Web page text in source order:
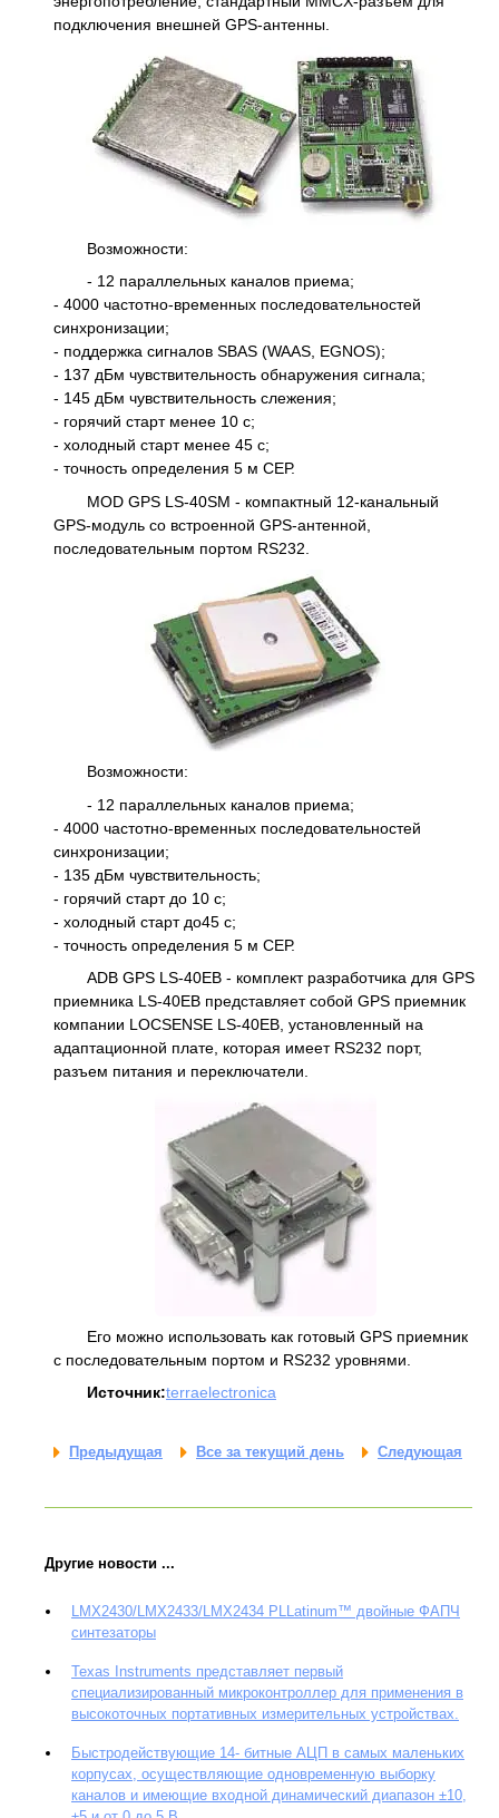
подключения внешней GPS-антенны.
Возможности:
- 12 параллельных каналов приема;
- 4000 частотно-временных последовательностей
синхронизации;
- поддержка сигналов SBAS (WAAS, EGNOS);
- 137 дБм чувствительность обнаружения сигнала;
- 145 дБм чувствительность слежения;
- горячий старт менее 10 с;
- холодный старт менее 45 с;
- точность определения 5 м СЕР.
MOD GPS LS-40SM - компактный 12-канальный
GPS-модуль со встроенной GPS-антенной,
последовательным портом RS232.
Возможности:
- 12 параллельных каналов приема;
- 4000 частотно-временных последовательностей
синхронизации;
- 135 дБм чувствительность;
- горячий старт до 10 с;
- холодный старт до45 с;
- точность определения 5 м СЕР.
ADB GPS LS-40EB - комплект разработчика для GPS
приемника LS-40EB представляет собой GPS приемник
компании LOCSENSE LS-40EB, установленный на
адаптационной плате, которая имеет RS232 порт,
разъем питания и переключатели.
Его можно использовать как готовый GPS приемник
с последовательным портом и RS232 уровнями.
Источник:terraelectronica
Предыдущая Все за текущий день Следующая
Другие новости ...
LMX2430/LMX2433/LMX2434 PLLatinum™ двойные ФАПЧ
синтезаторы
Texas Instruments представляет первый
специализированный микроконтроллер для применения в
высокоточных портативных измерительных устройствах.
Быстродействующие 14- битные АЦП в самых маленьких
корпусах, осуществляющие одновременную выборку
каналов и имеющие входной динамический диапазон ±10,